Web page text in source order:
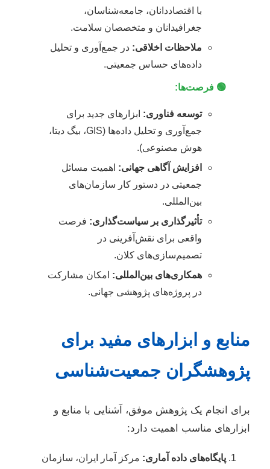
با اقتصاددانان، جامعه‌شناسان،
جغرافیدانان و متخصصان سلامت.
ملاحظات اخلاقی: در جمع‌آوری و تحلیل
داده‌های حساس جمعیتی.
🟢 فرصت‌ها:
توسعه فناوری: ابزارهای جدید برای
جمع‌آوری و تحلیل داده‌ها (GIS، بیگ دیتا،
هوش مصنوعی).
افزایش آگاهی جهانی: اهمیت مسائل
جمعیتی در دستور کار سازمان‌های
بین‌المللی.
تأثیرگذاری بر سیاست‌گذاری: فرصت
واقعی برای نقش‌آفرینی در
تصمیم‌سازی‌های کلان.
همکاری‌های بین‌المللی: امکان مشارکت
در پروژه‌های پژوهشی جهانی.
منابع و ابزارهای مفید برای
پژوهشگران جمعیت‌شناسی
برای انجام یک پژوهش موفق، آشنایی با منابع و
ابزارهای مناسب اهمیت دارد:
پایگاه‌های داده آماری: مرکز آمار ایران، سازمان